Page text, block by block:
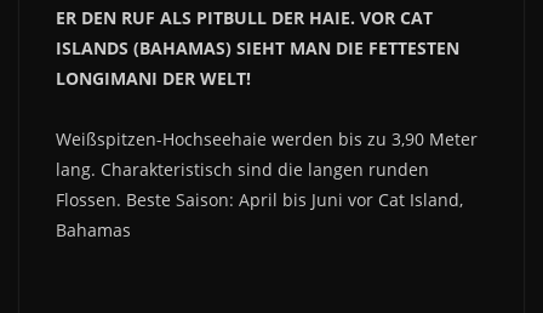
ER DEN RUF ALS PITBULL DER HAIE. VOR CAT
ISLANDS (BAHAMAS) SIEHT MAN DIE FETTESTEN
LONGIMANI DER WELT!
Weißspitzen-Hochseehaie werden bis zu 3,90 Meter
lang. Charakteristisch sind die langen runden
Flossen. Beste Saison: April bis Juni vor Cat Island,
Bahamas